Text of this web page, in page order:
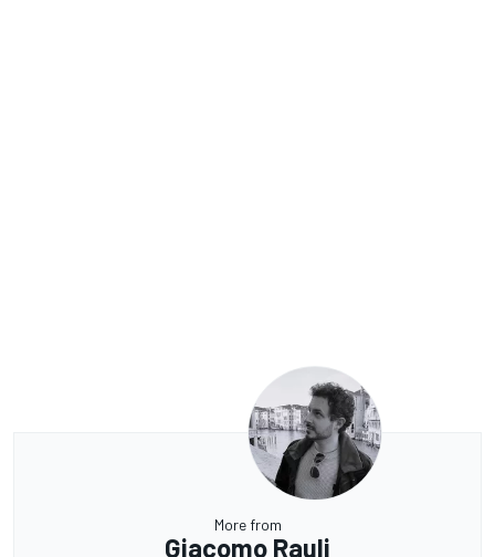
More from
Giacomo Rauli